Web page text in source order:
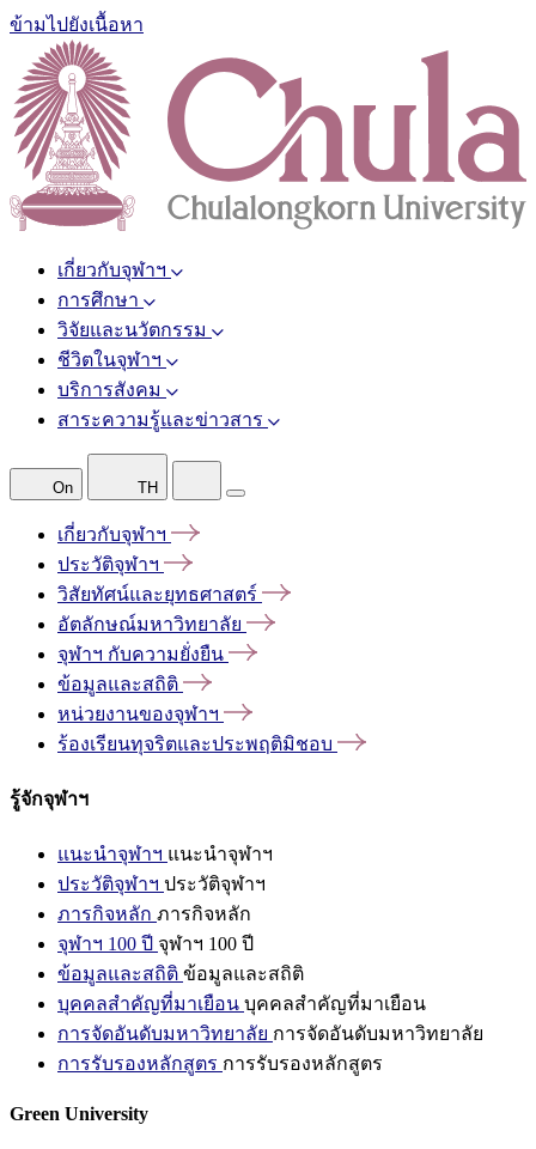
ข้ามไปยังเนื้อหา
เกี่ยวกับจุฬาฯ
การศึกษา
วิจัยและนวัตกรรม
ชีวิตในจุฬาฯ
บริการสังคม
สาระความรู้และข่าวสาร
On TH
เกี่ยวกับจุฬาฯ
ประวัติจุฬาฯ
วิสัยทัศน์และยุทธศาสตร์
อัตลักษณ์มหาวิทยาลัย
จุฬาฯ กับความยั่งยืน
ข้อมูลและสถิติ
หน่วยงานของจุฬาฯ
ร้องเรียนทุจริตและประพฤติมิชอบ
รู้จักจุฬาฯ
แนะนำจุฬาฯ แนะนำจุฬาฯ
ประวัติจุฬาฯ ประวัติจุฬาฯ
ภารกิจหลัก ภารกิจหลัก
จุฬาฯ 100 ปี จุฬาฯ 100 ปี
ข้อมูลและสถิติ ข้อมูลและสถิติ
บุคคลสำคัญที่มาเยือน บุคคลสำคัญที่มาเยือน
การจัดอันดับมหาวิทยาลัย การจัดอันดับมหาวิทยาลัย
การรับรองหลักสูตร การรับรองหลักสูตร
Green University